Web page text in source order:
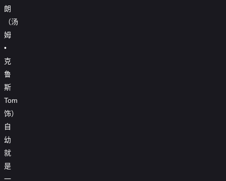
朗
（汤
姆
•
克
鲁
斯
Tom
饰）
自
幼
就
是
一